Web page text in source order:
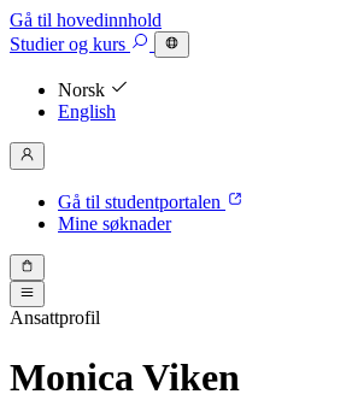
Gå til hovedinnhold
Studierog kurs
Norsk
English
Gå til studentportalen
Mine søknader
Ansattprofil
Monica Viken